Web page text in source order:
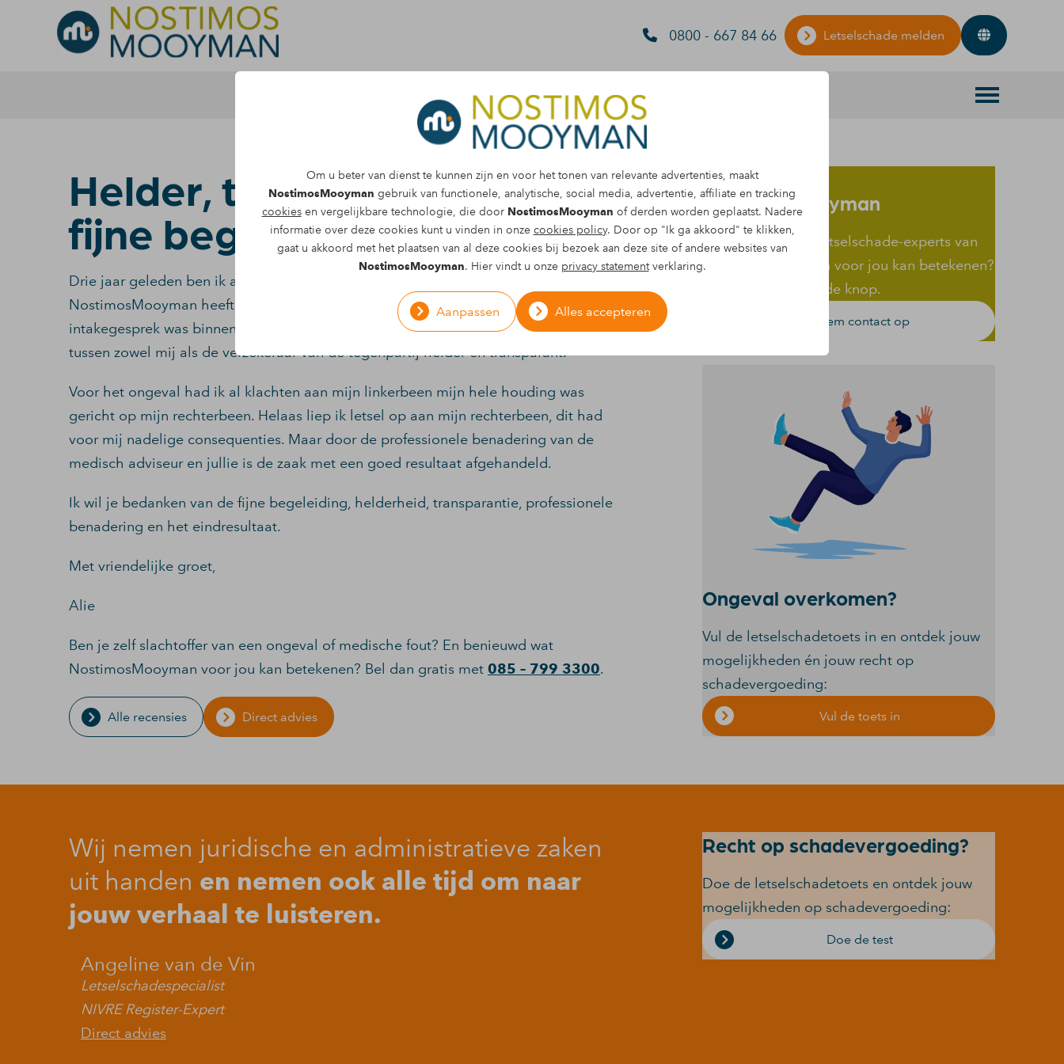
Om u beter van dienst te kunnen zijn en voor het tonen van relevante advertenties, maakt
NostimosMooyman gebruik van functionele, analytische, social media, advertentie, affiliate en tracking
cookiesen vergelijkbare technologie, die door NostimosMooyman of derden worden geplaatst. Nadere
informatie over deze cookies kunt u vinden in onze cookies policy. Door op "Ik ga akkoord" te klikken,
gaat u akkoord met het plaatsen van al deze cookies bij bezoek aan deze site of andere websites van
NostimosMooyman. Hier vindt u onze privacy statementverklaring.
Aanpassen Alles accepteren
0800 - 667 84 66 Letselschade melden
Helder, transparant en een
fijne begeleiding
Drie jaar geleden ben ik als fietser betrokken geraakt bij een ongeval.
NostimosMooyman heeft mij bijgestaan bij de afhandeling van de letselschade. Het
intakegesprek was binnen een week geregeld. Daarna verliep de communicatie
tussen zowel mij als de verzekeraar van de tegenpartij helder en transparant.
Voor het ongeval had ik al klachten aan mijn linkerbeen mijn hele houding was
gericht op mijn rechterbeen. Helaas liep ik letsel op aan mijn rechterbeen, dit had
voor mij nadelige consequenties. Maar door de professionele benadering van de
medisch adviseur en jullie is de zaak met een goed resultaat afgehandeld.
Ik wil je bedanken van de fijne begeleiding, helderheid, transparantie, professionele
benadering en het eindresultaat.
Met vriendelijke groet,
Alie
Ben je zelf slachtoffer van een ongeval of medische fout? En benieuwd wat
NostimosMooyman voor jou kan betekenen? Bel dan gratis met 085 – 799 3300.
Alle recensies Direct advies
Contact met
NostimosMooyman
Benieuwd wat de letselschade-experts van
NostimosMooyman voor jou kan betekenen?
Klik op onderstaande knop.
Neem contact op
Ongeval overkomen?
Vul de letselschadetoets in en ontdek jouw
mogelijkheden én jouw recht op
schadevergoeding:
Vul de toets in
Wij nemen juridische en administratieve zaken
uit handen en nemen ook alle tijd om naar
jouw verhaal te luisteren.
Angeline van de Vin
Letselschadespecialist
NIVRE Register-Expert
Direct advies
Recht op schadevergoeding?
Doe de letselschadetoets en ontdek jouw
mogelijkheden op schadevergoeding:
Doe de test